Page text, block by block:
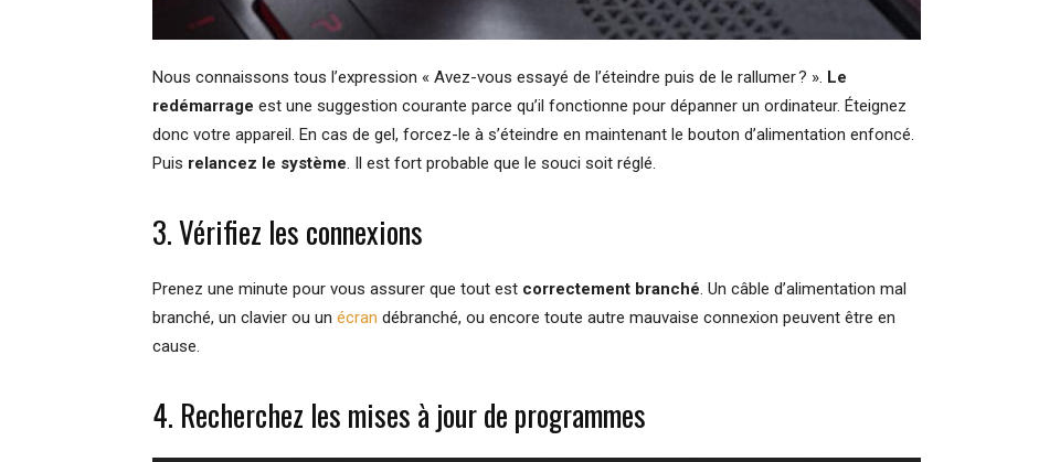
Nous connaissons tous l’expression « Avez-vous essayé de l’éteindre puis de le rallumer ? ». Le
redémarrage est une suggestion courante parce qu’il fonctionne pour dépanner un ordinateur. Éteignez
donc votre appareil. En cas de gel, forcez-le à s’éteindre en maintenant le bouton d’alimentation enfoncé.
Puis relancez le système. Il est fort probable que le souci soit réglé.
3. Vérifiez les connexions
Prenez une minute pour vous assurer que tout est correctement branché. Un câble d’alimentation mal
branché, un clavier ou un écran débranché, ou encore toute autre mauvaise connexion peuvent être en
cause.
4. Recherchez les mises à jour de programmes